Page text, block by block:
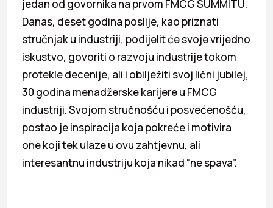
jedan od govornika na prvom FMCG SUMMITU.
Danas, deset godina poslije, kao priznati
stručnjak u industriji, podijelit će svoje vrijedno
iskustvo, govoriti o razvoju industrije tokom
protekle decenije, ali i obilježiti svoj lični jubilej,
30 godina menadžerske karijere u FMCG
industriji. Svojom stručnošću i posvećenošću,
postao je inspiracija koja pokreće i motivira
one koji tek ulaze u ovu zahtjevnu, ali
interesantnu industriju koja nikad “ne spava”.